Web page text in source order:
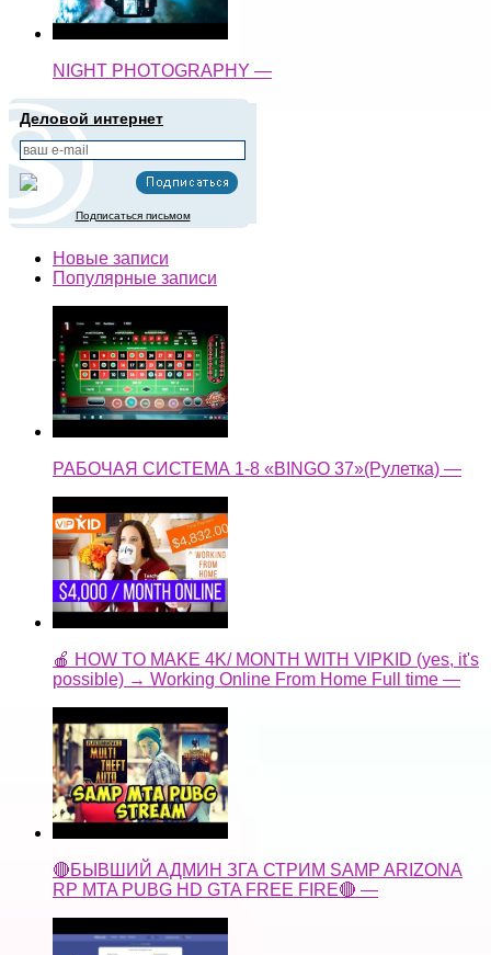
NIGHT PHOTOGRAPHY —
Деловой интернет
Подписаться письмом
Новые записи
Популярные записи
РАБОЧАЯ СИСТЕМА 1-8 «BINGO 37»(Рулетка) —
🍎 HOW TO MAKE 4K/ MONTH WITH VIPKID (yes, it's
possible) → Working Online From Home Full time —
🔴БЫВШИЙ АДМИН ЗГА СТРИМ SAMP ARIZONA
RP MTA PUBG HD GTA FREE FIRE🔴 —